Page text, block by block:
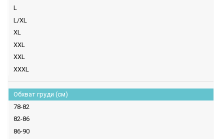
L
L/XL
XL
XXL
XXL
XXXL
Обхват груди (см)
78-82
82-86
86-90